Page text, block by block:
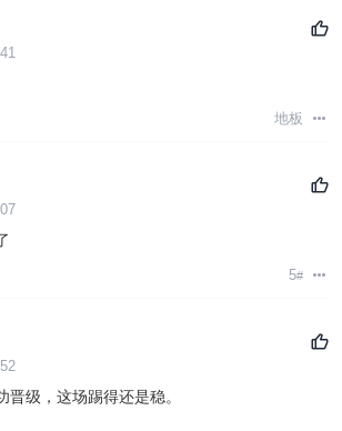
地板
5#
晋级，这场踢得还是稳。